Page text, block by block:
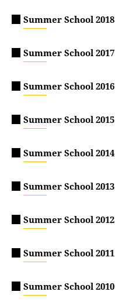
Summer School 2018
Summer School 2017
Summer School 2016
Summer School 2015
Summer School 2014
Summer School 2013
Summer School 2012
Summer School 2011
Summer School 2010